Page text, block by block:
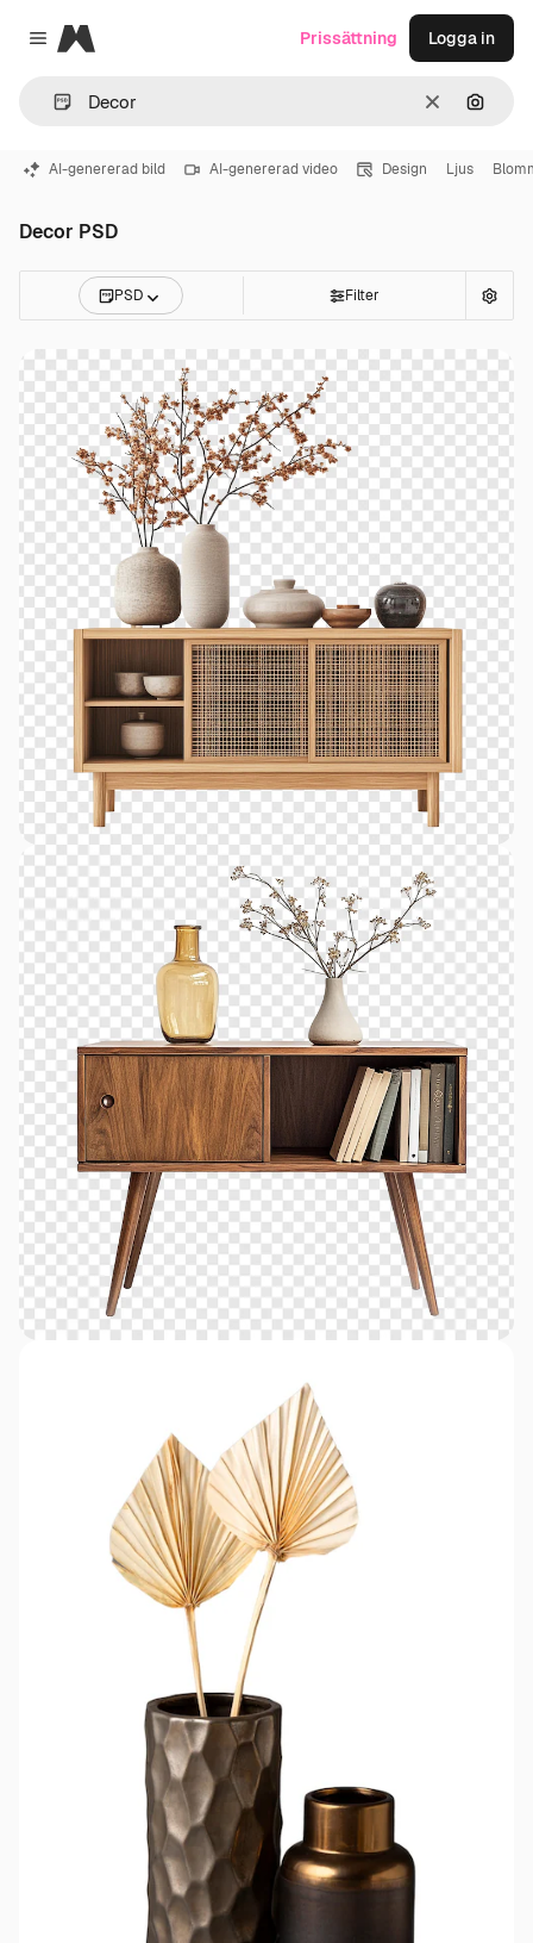
Close menu
Magnific
RensaSök
Prissättning Logga in
AI-genererad bild AI-genererad video Design Ljus
Decor PSD
PSD Filter